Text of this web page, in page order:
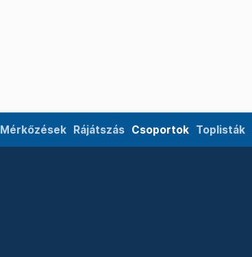
Mérkőzések Rájátszás Csoportok Toplisták